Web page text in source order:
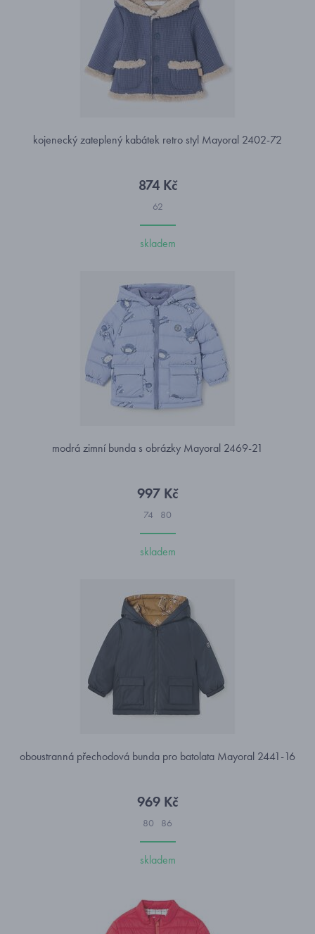
kojenecký zateplený kabátek retro styl Mayoral 2402-72
874 Kč
62
skladem
modrá zimní bunda s obrázky Mayoral 2469-21
997 Kč
74 80
skladem
oboustranná přechodová bunda pro batolata Mayoral 2441-16
969 Kč
80 86
skladem